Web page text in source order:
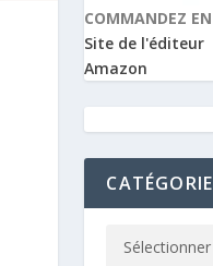
COMMANDEZ
Site de l'éditeur
Amazon